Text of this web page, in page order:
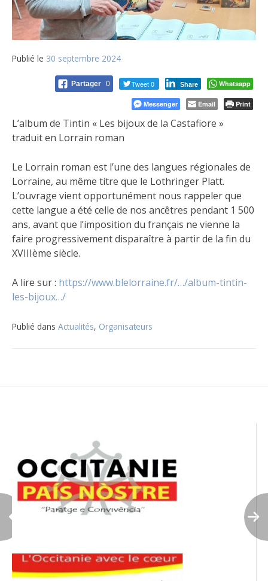
Publié le 30 septembre 2024
Partager 0 Tweet 0 Share Whatsapp
Messenger Email Print
L’album de Tintin « Les bijoux de la Castafiore »
traduit en Lorrain roman
Le Lorrain roman est l’une des langues régionales de
Lorraine, au même titre que le Lothringer Platt.
L’ouvrage vient opportunément nous rappeler que
cette langue a été celle de nos ancêtres pendant 1 500
ans, avant que l’imposition du français ne vienne la
faire progressivement disparaître à partir de la fin du
XVIIIème siècle.
A lire sur : https://www.blelorraine.fr/…/album-tintin-
les-bijoux…/
Publié dans Actualités, Organisateurs